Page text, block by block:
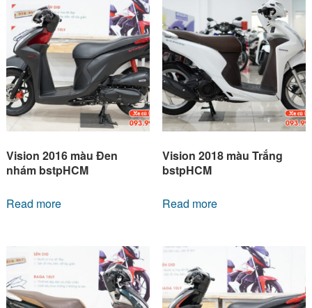
Vision 2016 màu Đen
nhám bstpHCM
Read more
Vision 2018 màu Trắng
bstpHCM
Read more